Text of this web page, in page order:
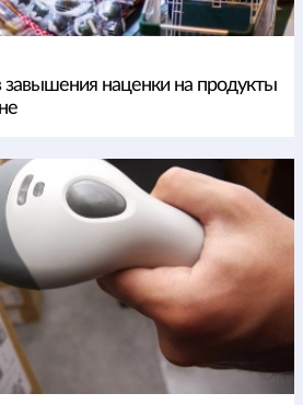
завышения наценки на продукты